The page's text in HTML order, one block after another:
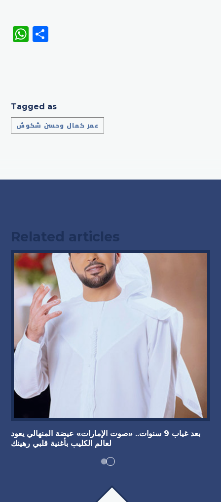
WhatsApp
Tagged as
عمر كمال وحسن شكوش
Related articles
بعد غياب 9 سنوات.. «صوت الإمارات» عيضة المنهالي يعود
لعالم الكليب بأغنية قلبي رهينك